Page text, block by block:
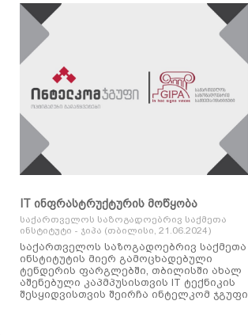
IT ინფრასტრუქტურის მოწყობა
საქართველოს საზოგადოებრივ საქმეთა
ინსტიტუტი - ჯიპა (თბილისი, 21.06.2024)
საქართველოს საზოგადოებრივ საქმეთა
ინსტიტუტის მიერ გამოცხადებული
ტენდერის ფარგლებში, თბილისში ახალ
აშენებული კაპმპუსისთვის IT ტექნიკის
შესყიდვისთვის შეირჩა ინტელკომ ჯგუფი.